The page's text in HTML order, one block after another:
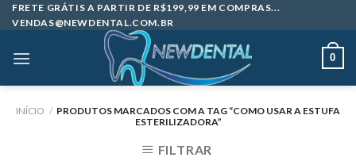
Skip
to
FRETE GRÁTIS A PARTIR DE R$199,99 EM COMPRAS...
VENDAS@NEWDENTAL.COM.BR
0
INÍCIO / PRODUTOS MARCADOS COM A TAG “COMO USAR A ESTUFA
ESTERILIZADORA”
FILTRAR